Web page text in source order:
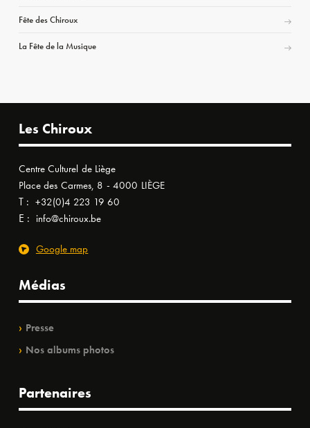
Fête des Chiroux
La Fête de la Musique
Les Chiroux
Centre Culturel de Liège
Place des Carmes, 8 - 4000 LIÈGE
T : +32(0)4 223 19 60
E : info@chiroux.be
Google map
Médias
Presse
Nos albums photos
Partenaires